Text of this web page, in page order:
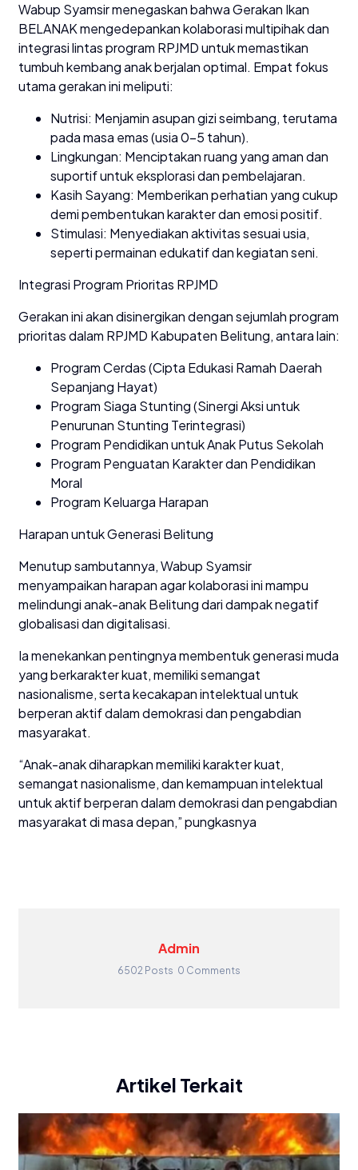
Wabup Syamsir menegaskan bahwa Gerakan Ikan
BELANAK mengedepankan kolaborasi multipihak dan
integrasi lintas program RPJMD untuk memastikan
tumbuh kembang anak berjalan optimal. Empat fokus
utama gerakan ini meliputi:
Nutrisi: Menjamin asupan gizi seimbang, terutama
pada masa emas (usia 0–5 tahun).
Lingkungan: Menciptakan ruang yang aman dan
suportif untuk eksplorasi dan pembelajaran.
Kasih Sayang: Memberikan perhatian yang cukup
demi pembentukan karakter dan emosi positif.
Stimulasi: Menyediakan aktivitas sesuai usia,
seperti permainan edukatif dan kegiatan seni.
Integrasi Program Prioritas RPJMD
Gerakan ini akan disinergikan dengan sejumlah program
prioritas dalam RPJMD Kabupaten Belitung, antara lain:
Program Cerdas (Cipta Edukasi Ramah Daerah
Sepanjang Hayat)
Program Siaga Stunting (Sinergi Aksi untuk
Penurunan Stunting Terintegrasi)
Program Pendidikan untuk Anak Putus Sekolah
Program Penguatan Karakter dan Pendidikan
Moral
Program Keluarga Harapan
Harapan untuk Generasi Belitung
Menutup sambutannya, Wabup Syamsir
menyampaikan harapan agar kolaborasi ini mampu
melindungi anak-anak Belitung dari dampak negatif
globalisasi dan digitalisasi.
Ia menekankan pentingnya membentuk generasi muda
yang berkarakter kuat, memiliki semangat
nasionalisme, serta kecakapan intelektual untuk
berperan aktif dalam demokrasi dan pengabdian
masyarakat.
“Anak-anak diharapkan memiliki karakter kuat,
semangat nasionalisme, dan kemampuan intelektual
untuk aktif berperan dalam demokrasi dan pengabdian
masyarakat di masa depan,” pungkasnya
Admin
6502 Posts 0 Comments
Artikel Terkait